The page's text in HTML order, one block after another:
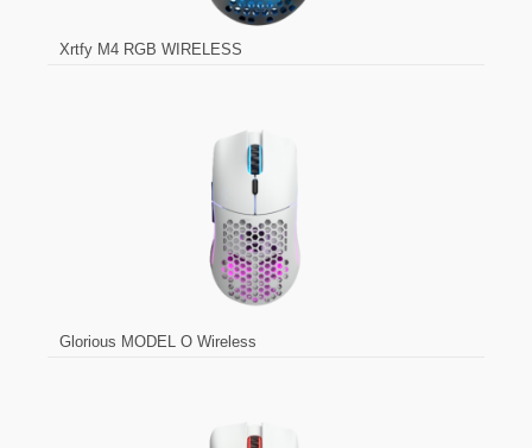
Xrtfy M4 RGB WIRELESS
Glorious MODEL O Wireless